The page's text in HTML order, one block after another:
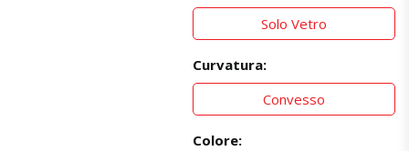
Solo Vetro
Curvatura:
Convesso
Colore: